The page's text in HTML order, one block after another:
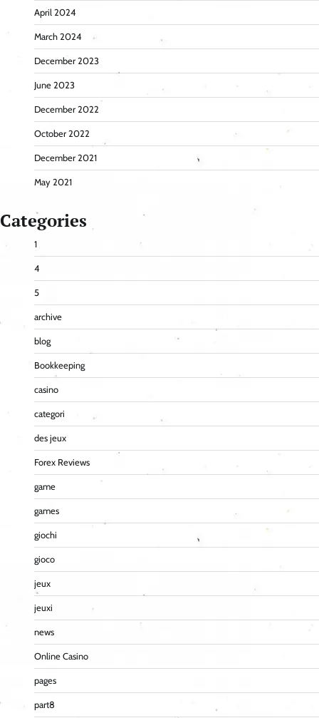
April 2024
March 2024
December 2023
June 2023
December 2022
October 2022
December 2021
May 2021
Categories
1
4
5
archive
blog
Bookkeeping
casino
categori
des jeux
Forex Reviews
game
games
giochi
gioco
jeux
jeuxi
news
Online Casino
pages
part8